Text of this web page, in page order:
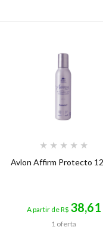
★ ★ ★ ★ ★
Avlon Affirm Protecto
A partir de R$ 38,61
1 oferta